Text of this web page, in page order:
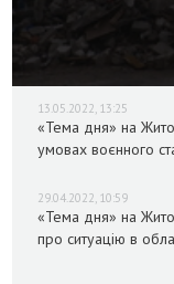
13.05.2022, 13:25
«Тема дня» на
умовах воєнного
29.04.2022, 10:59
«Тема дня» на
про ситуацію в